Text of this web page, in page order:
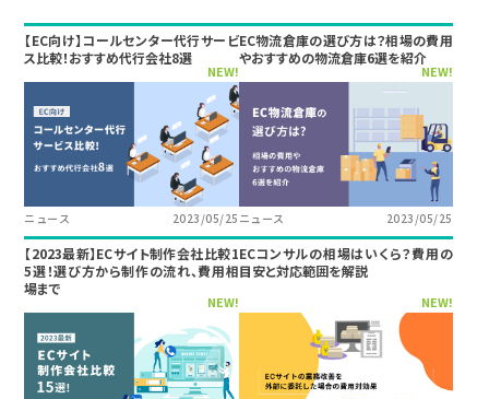
【EC向け】コールセンター代行サービ
ス比較！おすすめ代行会社8選
NEW!
ニュース 2023/05/25
EC物流倉庫の選び方は？相場の費用
やおすすめの物流倉庫6選を紹介
NEW!
ニュース 2023/05/25
【2023最新】ECサイト制作会社比較1
5選！選び方から制作の流れ、費用相
場まで
NEW!
ECコンサルの相場はいくら？費用の
目安と対応範囲を解説
NEW!